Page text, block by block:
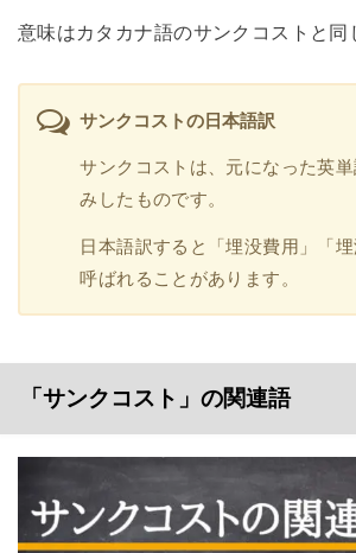
意味はカタカナ語のサンクコストと同
サンクコストの日本語訳
サンクコストは、元になった英
みしたものです。
日本語訳すると「埋没費用」「
呼ばれることがあります。
「サンクコスト」の関連語